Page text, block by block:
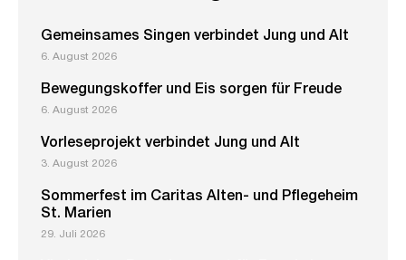
Gemeinsames Singen verbindet Jung und Alt
6. August 2026
Bewegungskoffer und Eis sorgen für Freude
6. August 2026
Vorleseprojekt verbindet Jung und Alt
3. August 2026
Sommerfest im Caritas Alten- und Pflegeheim
St. Marien
29. Juli 2026